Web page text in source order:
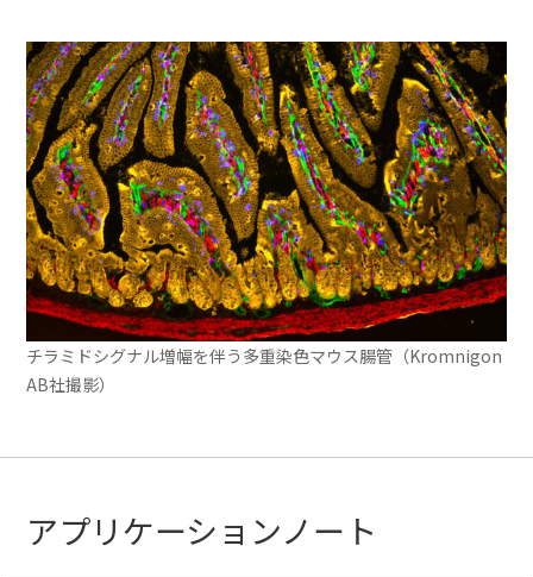
チラミドシグナル増幅を伴う多重染色マウス腸管（Kromnigon
AB社撮影）
アプリケーションノート